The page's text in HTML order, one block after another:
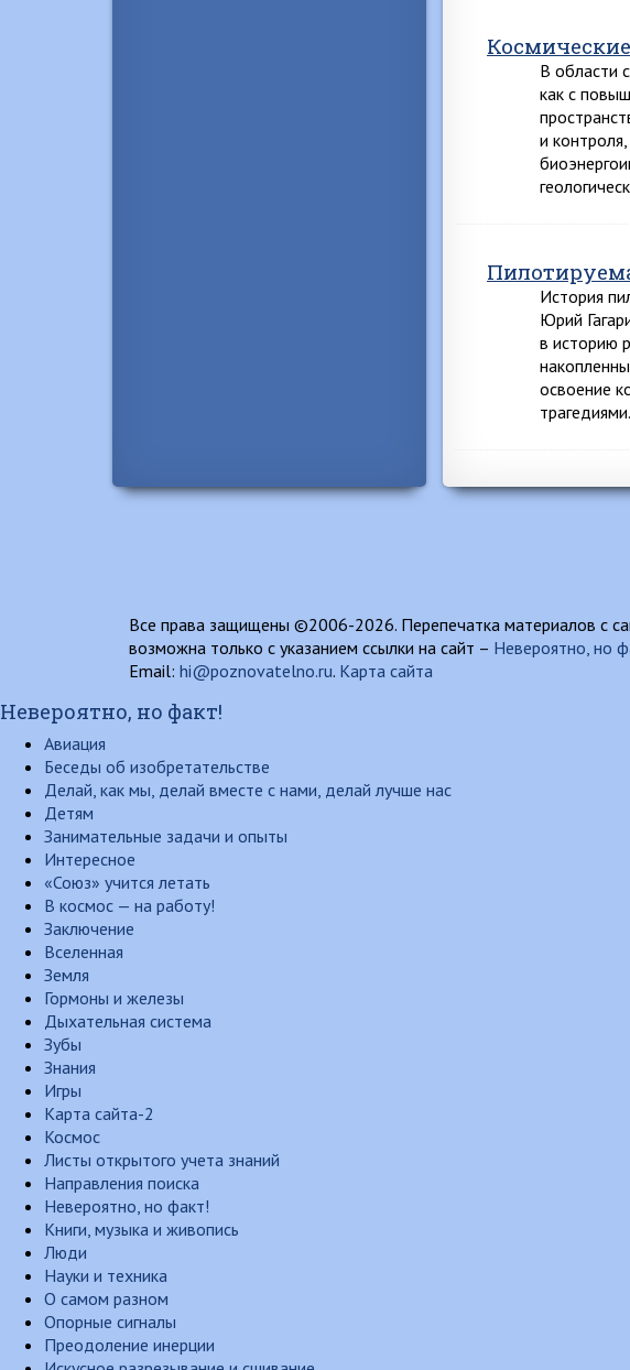
В области
как с
и
История
Юрий
в историю
освоение
Все права защищены ©2006-2026. Перепечатка материалов с
возможна только с указанием ссылки на сайт – Невероятно, но
Email: hi@poznovatelno.ru. Карта сайта
Невероятно, но факт!
Авиация
Беседы об изобретательстве
Делай, как мы, делай вместе с нами, делай лучше нас
Детям
Занимательные задачи и опыты
Интересное
«Союз» учится летать
В космос — на работу!
Заключение
Вселенная
Земля
Гормоны и железы
Дыхательная система
Зубы
Знания
Игры
Карта сайта-2
Космос
Листы открытого учета знаний
Направления поиска
Невероятно, но факт!
Книги, музыка и живопись
Люди
Науки и техника
О самом разном
Опорные сигналы
Преодоление инерции